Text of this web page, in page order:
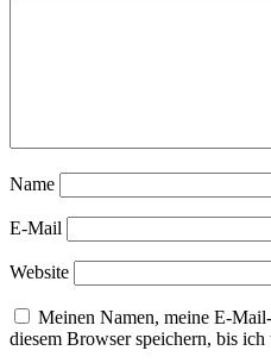
Name
E-Mail
Website
Meinen Namen, meine E-
diesem Browser speichern, bis